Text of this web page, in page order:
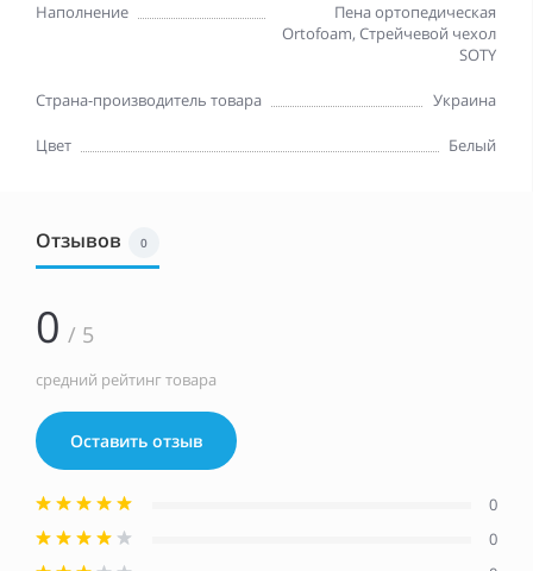
Наполнение
Пена ортопедическая
Ortofoam, Стрейчевой чехол
SOTY
Страна-производитель товара Украина
Цвет Белый
Отзывов 0
0 / 5
средний рейтинг товара
Оставить отзыв
0
0